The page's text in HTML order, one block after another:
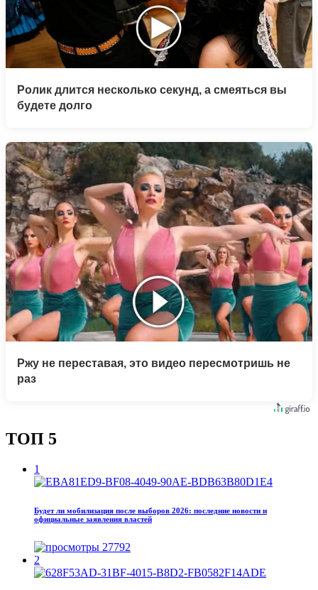
Ролик длится несколько секунд, а смеяться вы
будете долго
Ржу не переставая, это видео пересмотришь не
раз
ТОП 5
1
Будет ли мобилизация после выборов 2026: последние новости и
официальные заявления властей
27792
2